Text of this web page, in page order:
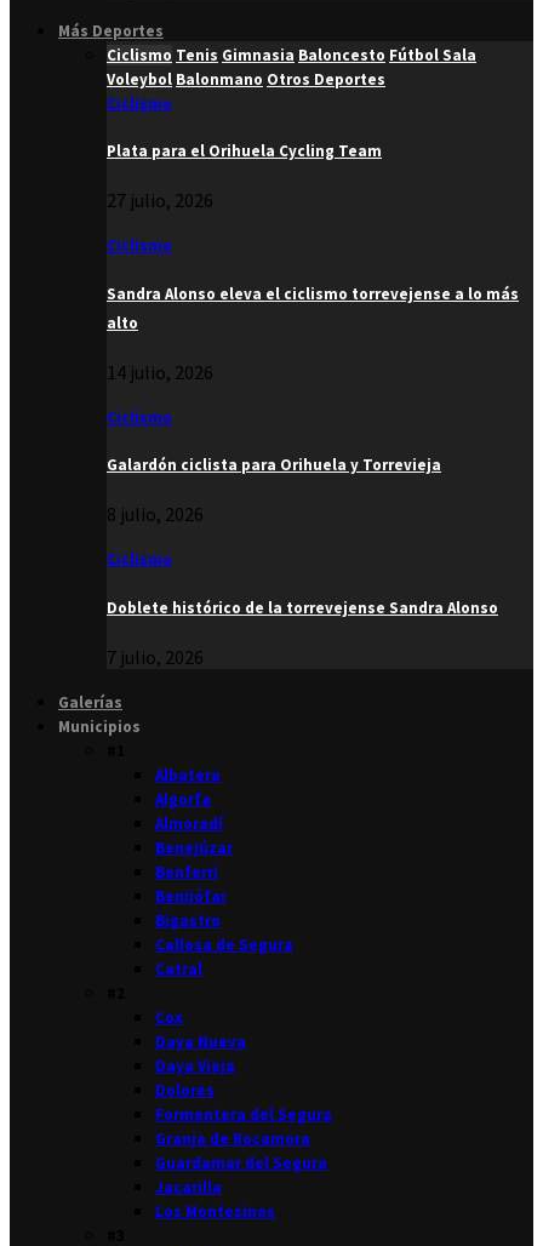
Más Deportes
Ciclismo Tenis Gimnasia Baloncesto Fútbol Sala
Voleybol Balonmano Otros Deportes
Ciclismo
Plata para el Orihuela Cycling Team
27 julio, 2026
Ciclismo
Sandra Alonso eleva el ciclismo torrevejense a lo más
alto
14 julio, 2026
Ciclismo
Galardón ciclista para Orihuela y Torrevieja
8 julio, 2026
Ciclismo
Doblete histórico de la torrevejense Sandra Alonso
7 julio, 2026
Galerías
Municipios
Albatera
Algorfa
Almoradí
Benejúzar
Benferri
Benijófar
Bigastro
Callosa de Segura
Catral
Cox
Daya Nueva
Daya Vieja
Dolores
Formentera del Segura
Granja de Rocamora
Guardamar del Segura
Jacarilla
Los Montesinos